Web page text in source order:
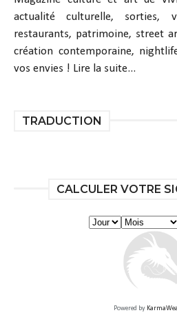
actualité culturelle, sorties,
restaurants, patrimoine, street
création contemporaine,
vos envies ! Lire la suite...
TRADUCTION
CALCULER VOTRE
Powered by